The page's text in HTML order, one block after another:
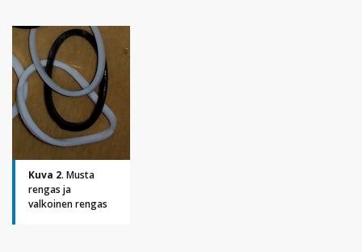
Kuva 2. Musta
rengas ja
valkoinen rengas